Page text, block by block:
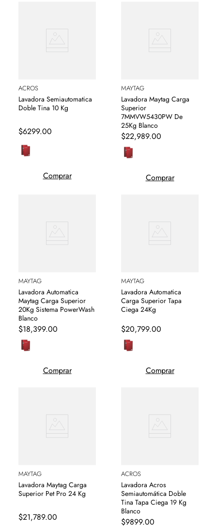
ACROS
Lavadora Semiautomatica
Doble Tina 10 Kg
$6299.00
Comprar
MAYTAG
Lavadora Maytag Carga
Superior
7MMVW5430PW De
25Kg Blanco
$22,989.00
Comprar
MAYTAG
Lavadora Automatica
Maytag Carga Superior
20Kg Sistema PowerWash
Blanco
$18,399.00
Comprar
MAYTAG
Lavadora Automatica
Carga Superior Tapa
Ciega 24Kg
$20,799.00
Comprar
MAYTAG
Lavadora Maytag Carga
Superior Pet Pro 24 Kg
$21,789.00
ACROS
Lavadora Acros
Semiautomática Doble
Tina Tapa Ciega 19 Kg
Blanco
$9899.00